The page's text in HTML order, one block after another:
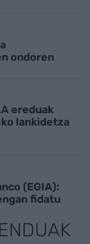
ondoren
ereduak
lankidetza
(EGIA):
fidatu